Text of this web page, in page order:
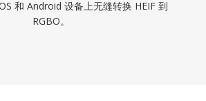
和 Android 设备上无缝转换 HEIF 到
RGBO。